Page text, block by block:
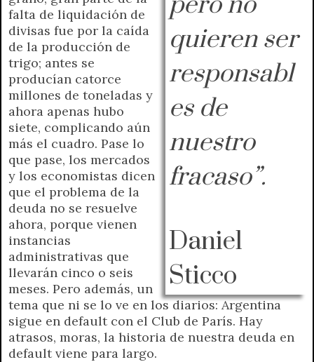
quieren ser
responsabl
es de
nuestro
fracaso”.
Daniel
Sticco
falta de liquidación de
divisas fue por la caída
de la producción de
trigo; antes se
producían catorce
millones de toneladas y
ahora apenas hubo
siete, complicando aún
más el cuadro. Pase lo
que pase, los mercados
y los economistas dicen
que el problema de la
deuda no se resuelve
ahora, porque vienen
instancias
administrativas que
llevarán cinco o seis
meses. Pero además, un
tema que ni se lo ve en los diarios: Argentina
sigue en default con el Club de París. Hay
atrasos, moras, la historia de nuestra deuda en
default viene para largo.